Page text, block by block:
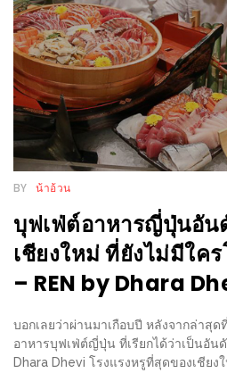
นโยบาย
ความ
เป็น
ส่วน
ตัว
เดิน
เล่น
กัน
มั้ย
ใน
ฐานะ
อะไร
งาน
เดียว
ที่
ครั้ง
ช้อป
BY น้าอ้วน
บุฟเฟ่ต์อาหารญี่ปุ่นอัน
เชียงใหม่ ที่ยังไม่มีใค
– REN by Dhara
บอกเลยว่าผ่านมาเกือบปี หลังจากล่าสุ
อาหารบุฟเฟ่ต์ญี่ปุ่น ที่เรียกได้ว่าเป็นอัน
Dhara Dhevi โรงแรงหรูที่สุดของเชียง